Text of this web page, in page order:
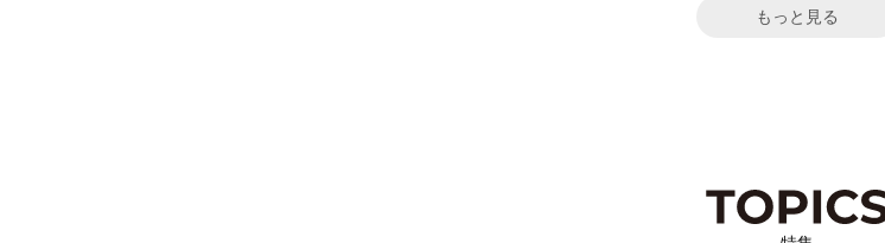
もっと見る